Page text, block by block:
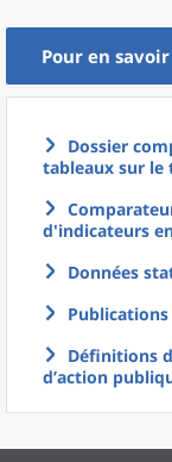
Pour en
Dossier
tableaux sur
d'indicateurs
Données
Définitions
d’action